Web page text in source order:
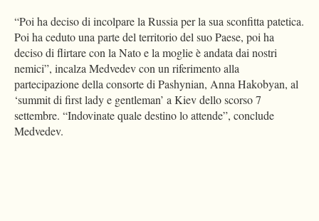
“Poi ha deciso di incolpare la Russia per la sua sconfitta patetica.
Poi ha ceduto una parte del territorio del suo Paese, poi ha
deciso di flirtare con la Nato e la moglie è andata dai nostri
nemici”, incalza Medvedev con un riferimento alla
partecipazione della consorte di Pashynian, Anna Hakobyan, al
‘summit di first lady e gentleman’ a Kiev dello scorso 7
settembre. “Indovinate quale destino lo attende”, conclude
Medvedev.